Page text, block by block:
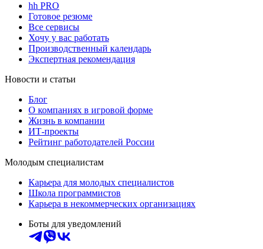
hh PRO
Готовое резюме
Все сервисы
Хочу у вас работать
Производственный календарь
Экспертная рекомендация
Новости и статьи
Блог
О компаниях в игровой форме
Жизнь в компании
ИТ-проекты
Рейтинг работодателей России
Молодым специалистам
Карьера для молодых специалистов
Школа программистов
Карьера в некоммерческих организациях
Боты для уведомлений